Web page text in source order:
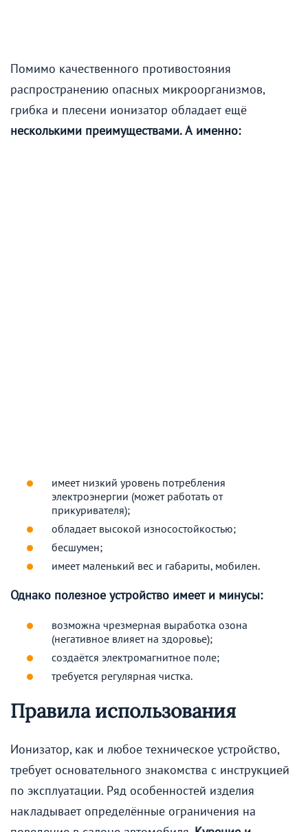
Помимо качественного противостояния
распространению опасных микроорганизмов,
грибка и плесени ионизатор обладает ещё
несколькими преимуществами. А именно:
имеет низкий уровень потребления
электроэнергии (может работать от
прикуривателя);
обладает высокой износостойкостью;
бесшумен;
имеет маленький вес и габариты, мобилен.
Однако полезное устройство имеет и минусы:
возможна чрезмерная выработка озона
(негативное влияет на здоровье);
создаётся электромагнитное поле;
требуется регулярная чистка.
Правила использования
Ионизатор, как и любое техническое устройство,
требует основательного знакомства с инструкцией
по эксплуатации. Ряд особенностей изделия
накладывает определённые ограничения на